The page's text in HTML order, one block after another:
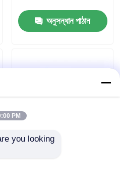
অনুসন্ধান পাঠান
PM
you looking